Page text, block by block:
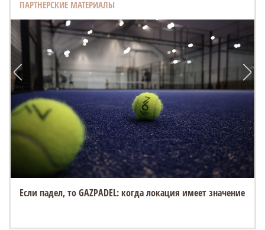
ПАРТНЕРСКИЕ МАТЕРИАЛЫ
Если падел, то GAZPADEL: когда локация имеет значение